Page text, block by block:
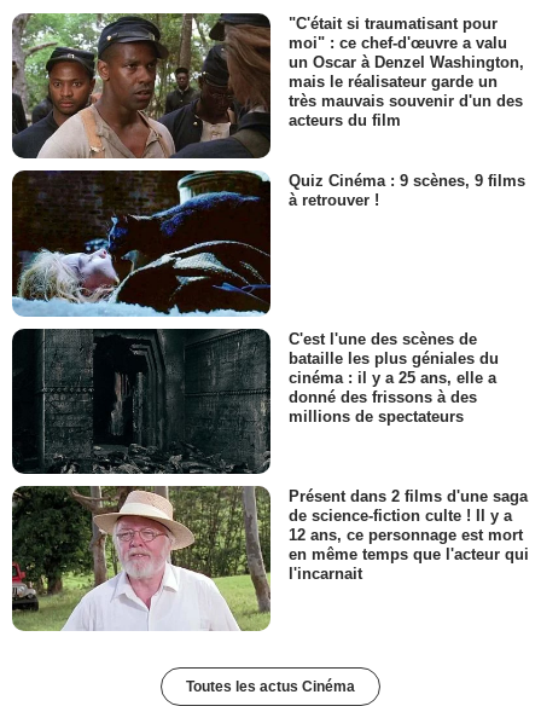
"C'était si traumatisant pour
moi" : ce chef-d'œuvre a valu
un Oscar à Denzel Washington,
mais le réalisateur garde un
très mauvais souvenir d'un des
acteurs du film
Quiz Cinéma : 9 scènes, 9 films
à retrouver !
C'est l'une des scènes de
bataille les plus géniales du
cinéma : il y a 25 ans, elle a
donné des frissons à des
millions de spectateurs
Présent dans 2 films d'une saga
de science-fiction culte ! Il y a
12 ans, ce personnage est mort
en même temps que l'acteur qui
l'incarnait
Toutes les actus Cinéma